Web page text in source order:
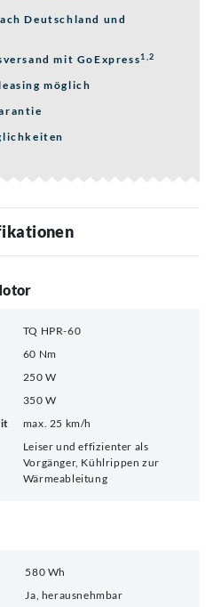
Deutschland und
mit GoExpress1,2
möglich
TQ HPR-60
60 Nm
250 W
350 W
max. 25 km/h
Leiser und effizienter als
Vorgänger, Kühlrippen zur
Wärmeableitung
580 Wh
Ja, herausnehmbar